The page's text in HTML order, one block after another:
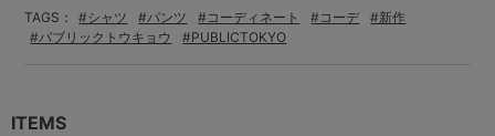
TAGS： #シャツ #パンツ #コーディネート #コーデ
#新作
#パブリックトウキョウ
#PUBLICTOKYO
ITEMS